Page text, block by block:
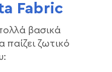
Fabric
βασικά
παίζει ζωτικό